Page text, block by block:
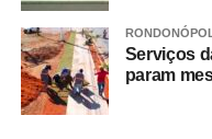
importantes, hipertrofia
limitações físicas e
tratamentos.
Serviços
param